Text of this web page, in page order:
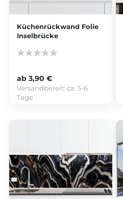
Küchenrückwand Folie
Inselbrücke
ab 3,90 €
Versandbereit:ca. 5-6
Tage